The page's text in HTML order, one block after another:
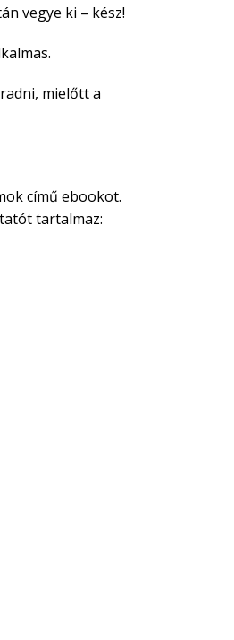
vegye ki – kész!
mielőtt a
című ebookot.
tartalmaz: